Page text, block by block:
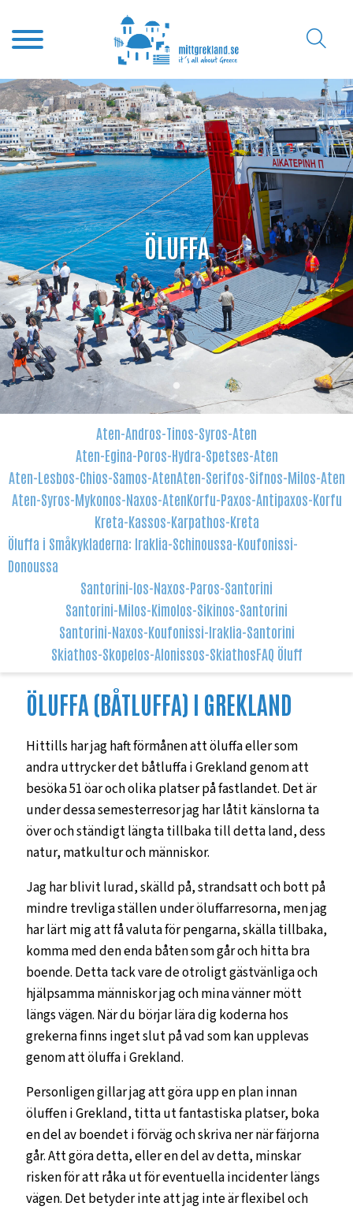
ÖLUFFA
Aten-Andros-Tinos-Syros-Aten
Aten-Egina-Poros-Hydra-Spetses-Aten
Aten-Lesbos-Chios-Samos-AtenAten-Serifos-Sifnos-Milos-Aten
Aten-Syros-Mykonos-Naxos-AtenKorfu-Paxos-Antipaxos-Korfu
Kreta-Kassos-Karpathos-Kreta
Öluffa i Småkykladerna: Iraklia-Schinoussa-Koufonissi-
Donoussa
Santorini-Ios-Naxos-Paros-Santorini
Santorini-Milos-Kimolos-Sikinos-Santorini
Santorini-Naxos-Koufonissi-Iraklia-Santorini
Skiathos-Skopelos-Alonissos-SkiathosFAQ Öluff
ÖLUFFA (BÅTLUFFA) I GREKLAND
Hittills har jag haft förmånen att öluffa eller som
andra uttrycker det båtluffa i Grekland genom att
besöka 51 öar och olika platser på fastlandet. Det är
under dessa semesterresor jag har låtit känslorna ta
över och ständigt längta tillbaka till detta land, dess
natur, matkultur och människor.
Jag har blivit lurad, skälld på, strandsatt och bott på
mindre trevliga ställen under öluffarresorna, men jag
har lärt mig att få valuta för pengarna, skälla tillbaka,
komma med den enda båten som går och hitta bra
boende. Detta tack vare de otroligt gästvänliga och
hjälpsamma människor jag och mina vänner mött
längs vägen. När du börjar lära dig koderna hos
grekerna finns inget slut på vad som kan upplevas
genom att öluffa i Grekland.
Personligen gillar jag att göra upp en plan innan
öluffen i Grekland, titta ut fantastiska platser, boka
en del av boendet i förväg och skriva ner när färjorna
går. Att göra detta, eller en del av detta, minskar
risken för att råka ut för eventuella incidenter längs
vägen. Det betyder inte att jag inte är flexibel och